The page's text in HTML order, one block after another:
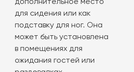
дополнительное место
для сидения или как
подставку для ног. Она
может быть установлена
в помещениях для
ожидания гостей или